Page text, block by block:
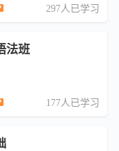
297人已学习
法班
177人已学习